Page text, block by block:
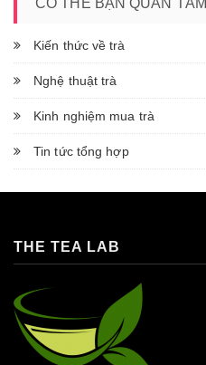
Kiến thức về trà
Nghệ thuật trà
Kinh nghiệm mua trà
Tin tức tổng hợp
THE TEA LAB